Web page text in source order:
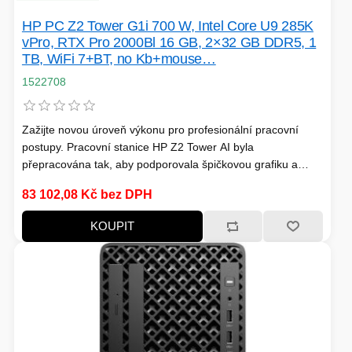
SERVERY
HERNÍ KAMERY
MONITORY
WINDOWS SERVER
TONERY A VÁLCE
NÁPLNĚ A INKOUSTY
ZÁLOŽNÍ ZDROJE, EPS
ADAPTÉRY - REDUKCE
VAŘENÍ
HP PC Z2 Tower G1i 700 W, Intel Core U9 285K
vPro, RTX Pro 2000Bl 16 GB, 2×32 GB DDR5, 1
TB, WiFi 7+BT, no Kb+mouse…
1522708
Zažijte novou úroveň výkonu pro profesionální pracovní
postupy. Pracovní stanice HP Z2 Tower AI byla
přepracována tak, aby podporovala špičkovou grafiku a
rychlé modelování, simulace a vykreslování. Užívejte si
snadnou rozšiřitelnost a upgrady v případě potřeby.
83 102,08 Kč bez DPH
KOUPIT